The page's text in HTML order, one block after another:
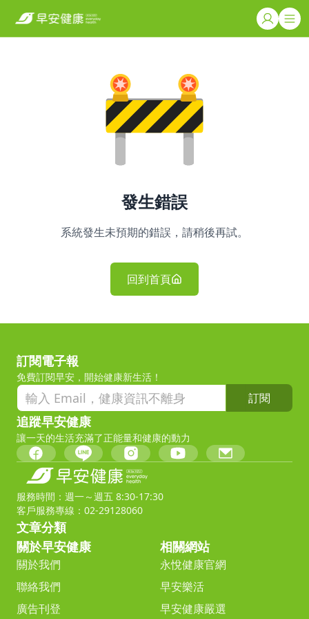
發生錯誤
系統發生未預期的錯誤，請稍後再試。
回到首頁
訂閱電子報
免費訂閱早安，開始健康新生活！
訂閱
追蹤早安健康
讓一天的生活充滿了正能量和健康的動力
服務時間：週一～週五 8:30-17:30
客戶服務專線：02-29128060
文章分類
關於早安健康
關於我們
聯絡我們
廣告刊登
相關網站
永悅健康官網
早安樂活
早安健康嚴選